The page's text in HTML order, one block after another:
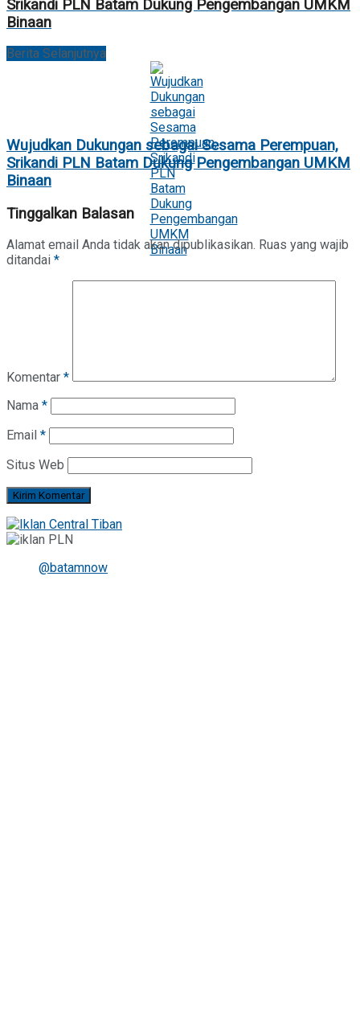
Srikandi PLN Batam Dukung Pengembangan UMKM
Binaan
Berita Selanjutnya
Wujudkan Dukungan sebagai Sesama Perempuan,
Srikandi PLN Batam Dukung Pengembangan UMKM
Binaan
Tinggalkan Balasan
Alamat email Anda tidak akan dipublikasikan. Ruas yang wajib
ditandai *
Komentar *
Nama *
Email *
Situs Web
@batamnow